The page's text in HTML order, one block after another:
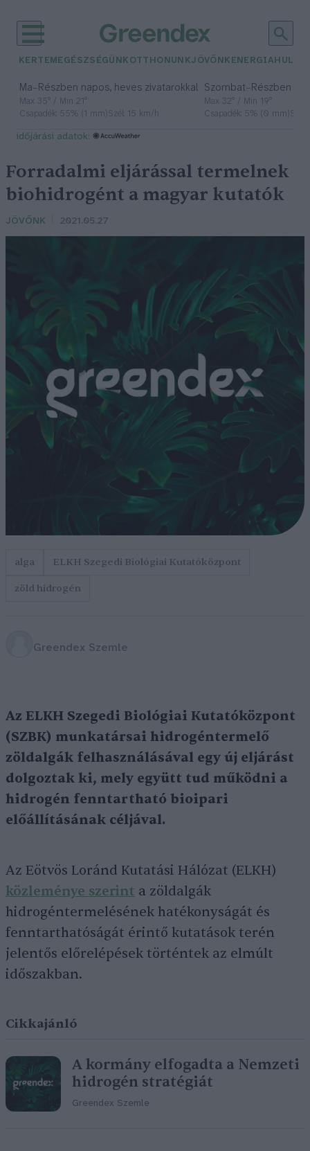
KERTEM EGÉSZSÉGÜNK OTTHONUNKJÖVŐNK ENERGIA
Ma– Részben napos, heves zivatarokkal
Max 35° / Min 21°
Csapadék: 55% (1 mm)Szél: 15 km/h
Szombat– Részben
Max 32° / Min 19°
Csapadék: 5% (0 mm)
időjárási adatok:
Forradalmi eljárással termelnek
biohidrogént a magyar kutatók
JÖVŐNK 2021.05.27
alga
ELKH Szegedi Biológiai Kutatóközpont
zöld hidrogén
Greendex Szemle
Az ELKH Szegedi Biológiai Kutatóközpont
(SZBK) munkatársai hidrogéntermelő
zöldalgák felhasználásával egy új eljárást
dolgoztak ki, mely együtt tud működni a
hidrogén fenntartható bioipari
előállításának céljával.
Az Eötvös Loránd Kutatási Hálózat (ELKH)
közleménye szerint a zöldalgák
hidrogéntermelésének hatékonyságát és
fenntarthatóságát érintő kutatások terén
jelentős előrelépések történtek az elmúlt
időszakban.
Cikkajánló
A kormány elfogadta a Nemzeti
hidrogén stratégiát
Greendex Szemle